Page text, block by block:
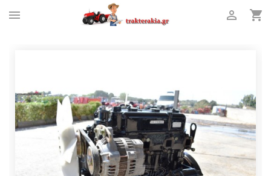
 
